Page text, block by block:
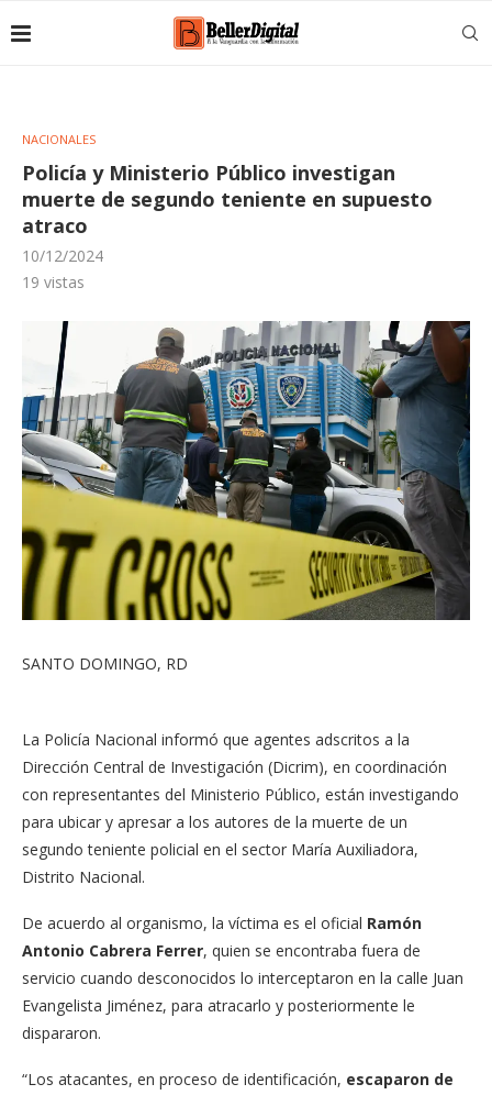
NACIONALES
Policía y Ministerio Público investigan
muerte de segundo teniente en supuesto
atraco
10/12/2024
19 vistas
SANTO DOMINGO, RD
La Policía Nacional informó que agentes adscritos a la
Dirección Central de Investigación (Dicrim), en coordinación
con representantes del Ministerio Público, están investigando
para ubicar y apresar a los autores de la muerte de un
segundo teniente policial en el sector María Auxiliadora,
Distrito Nacional.
De acuerdo al organismo, la víctima es el oficial Ramón
Antonio Cabrera Ferrer, quien se encontraba fuera de
servicio cuando desconocidos lo interceptaron en la calle Juan
Evangelista Jiménez, para atracarlo y posteriormente le
dispararon.
“Los atacantes, en proceso de identificación, escaparon de